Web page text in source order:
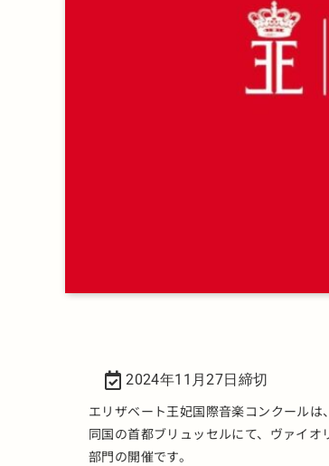
2024年11月27日締切
エリザベート王妃国際音楽コンクールは
同国の首都ブリュッセルにて、ヴァイ
部門の開催です。